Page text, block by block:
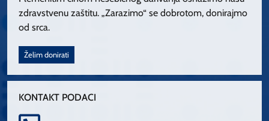
zdravstvenu zaštitu. „Zarazimo“ se dobrotom, donirajmo
od srca.
Želim donirati
KONTAKT PODACI